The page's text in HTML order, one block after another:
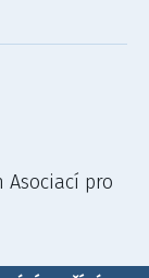
Asociací pro